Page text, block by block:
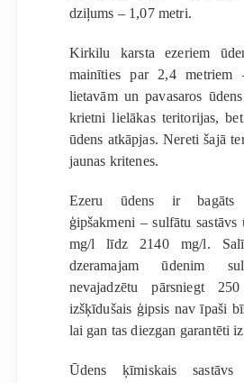
dziļums – 1,07 metri.
Kirkilu karsta ezeriem
mainīties par 2,4 metriem
lietavām un pavasaros
krietni lielākas teritorijas, bet
ūdens atkāpjas. Nereti šajā
jaunas kritenes.
Ezeru ūdens ir bagāts
ģipšakmeni – sulfātu
mg/l līdz 2140 mg/l.
dzeramajam ūdenim
nevajadzētu pārsniegt
izšķīdušais ģipsis nav īpaši
lai gan tas diezgan garantēti
Ūdens ķīmiskais